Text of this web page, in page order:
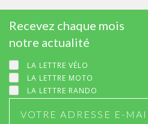
Recevez chaque mois
notre actualité
LA LETTRE VÉLO
LA LETTRE MOTO
LA LETTRE RANDO